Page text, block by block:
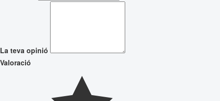
La teva opinió
Valoració